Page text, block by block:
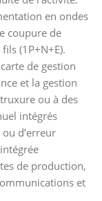
en ondes
coupure de
(1P+N+E).
de gestion
et la gestion
ou à des
intégrés
d’erreur
de production,
et